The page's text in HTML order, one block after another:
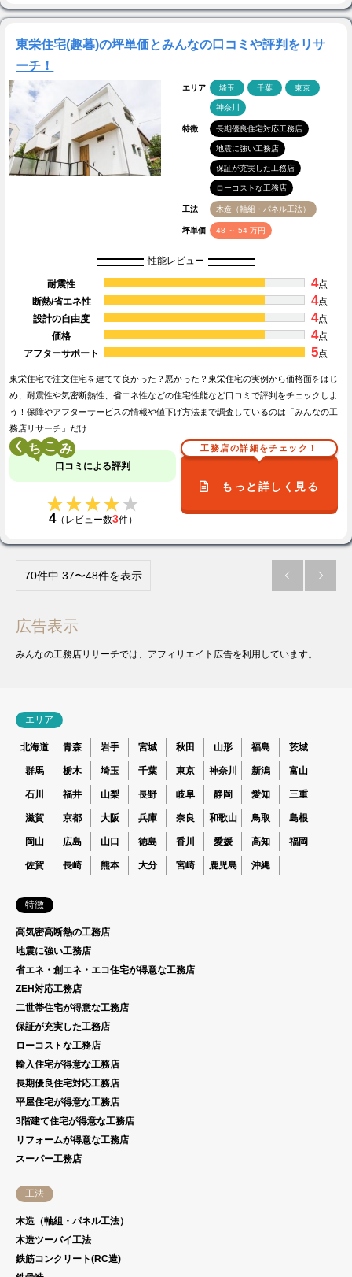
東栄住宅(趣暮)の坪単価とみんなの口コミや評判をリサ
ーチ！
エリア 埼玉 千葉 東京
神奈川
特徴 長期優良住宅対応工務店
地震に強い工務店
保証が充実した工務店
ローコストな工務店
工法 木造（軸組・パネル工法）
坪単価 48 ～ 54 万円
性能レビュー
耐震性 4点
断熱/省エネ性
4点
設計の自由度
4点
価格
4点
アフターサポート
5点
東栄住宅で注文住宅を建てて良かった？悪かった？東栄住宅の実例から価格面をはじ
め、耐震性や気密断熱性、省エネ性などの住宅性能など口コミで評判をチェックしよ
う！保障やアフターサービスの情報や値下げ方法まで調査しているのは「みんなの工
務店リサーチ」だけ…
く こ
口コミによる評判
★★★★★
★★★★★
4（レビュー数3件）
工務店の詳細をチェック！
もっと詳しく見る
70件中 37〜48件を表示  
広告表示
みんなの工務店リサーチでは、アフィリエイト広告を利用しています。
エリア
北海道 青森 岩手 宮城 秋田 山形 福島 茨城
群馬 栃木 埼玉 千葉 東京 神奈川 新潟 富山
石川 福井 山梨 長野 岐阜 静岡 愛知 三重
滋賀 京都 大阪 兵庫 奈良 和歌山 鳥取 島根
岡山 広島 山口 徳島 香川 愛媛 高知 福岡
佐賀 長崎 熊本 大分 宮崎 鹿児島 沖縄
特徴
高気密高断熱の工務店
地震に強い工務店
省エネ・創エネ・エコ住宅が得意な工務店
ZEH対応工務店
二世帯住宅が得意な工務店
保証が充実した工務店
ローコストな工務店
輸入住宅が得意な工務店
長期優良住宅対応工務店
平屋住宅が得意な工務店
3階建て住宅が得意な工務店
リフォームが得意な工務店
スーパー工務店
工法
木造（軸組・パネル工法）
木造ツーバイ工法
鉄筋コンクリート(RC造)